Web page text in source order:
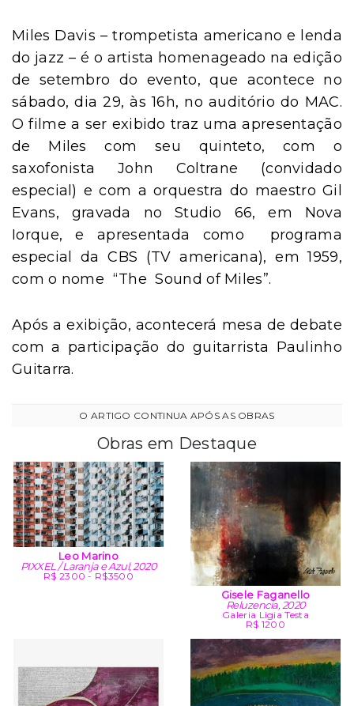
Miles Davis – trompetista americano e lenda
do jazz – é o artista homenageado na edição
de setembro do evento, que acontece no
sábado, dia 29, às 16h, no auditório do MAC.
O filme a ser exibido traz uma apresentação
de Miles com seu quinteto, com o
saxofonista John Coltrane (convidado
especial) e com a orquestra do maestro Gil
Evans, gravada no Studio 66, em Nova
Iorque, e apresentada como programa
especial da CBS (TV americana), em 1959,
com o nome “The Sound of Miles”.
Após a exibição, acontecerá mesa de debate
com a participação do guitarrista Paulinho
Guitarra.
Obras em Destaque
Leo Marino
PIXXEL / Laranja e Azul, 2020
R$ 2300 - R$3500
Gisele Faganello
Reluzencia, 2020
Galeria Ligia Testa
R$ 1200